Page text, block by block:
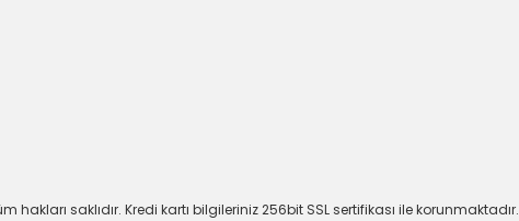
hakları saklıdır. Kredi kartı bilgileriniz 256bit SSL sertifikası ile korunmaktadır.